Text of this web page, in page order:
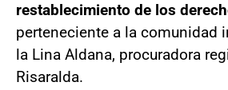
restablecimiento de los
perteneciente a la comunidad
la Lina Aldana, procuradora
Risaralda.